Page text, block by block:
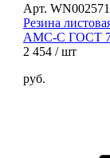
Арт.
Резина
АМС-С ГОСТ
2 454 / шт
руб.